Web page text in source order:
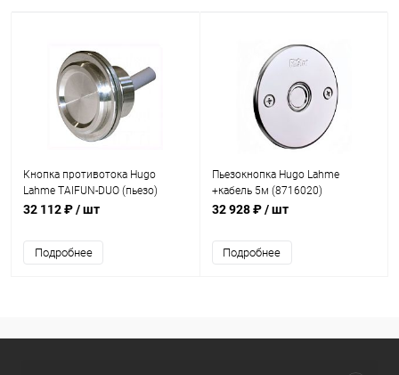
Кнопка противотока Hugo
Lahme TAIFUN-DUO (пьезо)
кабель 5м (7308720)
32 112 ₽/ шт
Подробнее
Пьезокнопка Hugo Lahme
+кабель 5м (8716020)
32 928 ₽/ шт
Подробнее